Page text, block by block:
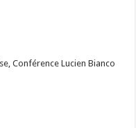
Conférence Lucien Bianco